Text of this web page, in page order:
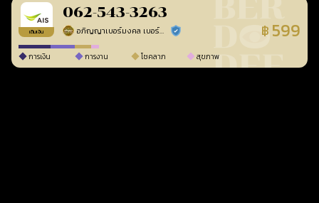
เติมเงิน
062-543-3263
อภิญญาเบอร์มงคล เบอร์สวยเลขศาสตร์ ร้านยืนยันแล้ว ฿ 599
การเงิน การงาน โชคลาภ สุขภาพ